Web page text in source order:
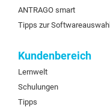
ANTRAGO smart
Tipps zur Softwareauswahl
Kundenbereich
Lernwelt
Schulungen
Tipps